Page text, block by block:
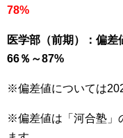
78%
医学部（前期）：偏
66％～87%
※偏差値については
※偏差値は「河合塾」